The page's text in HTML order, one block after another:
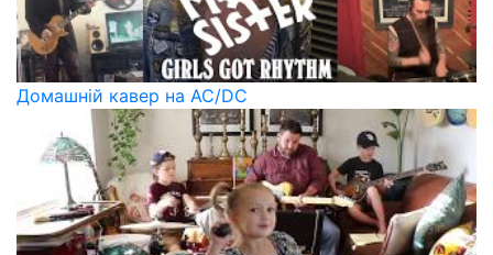
Домашній кавер на AC/DC